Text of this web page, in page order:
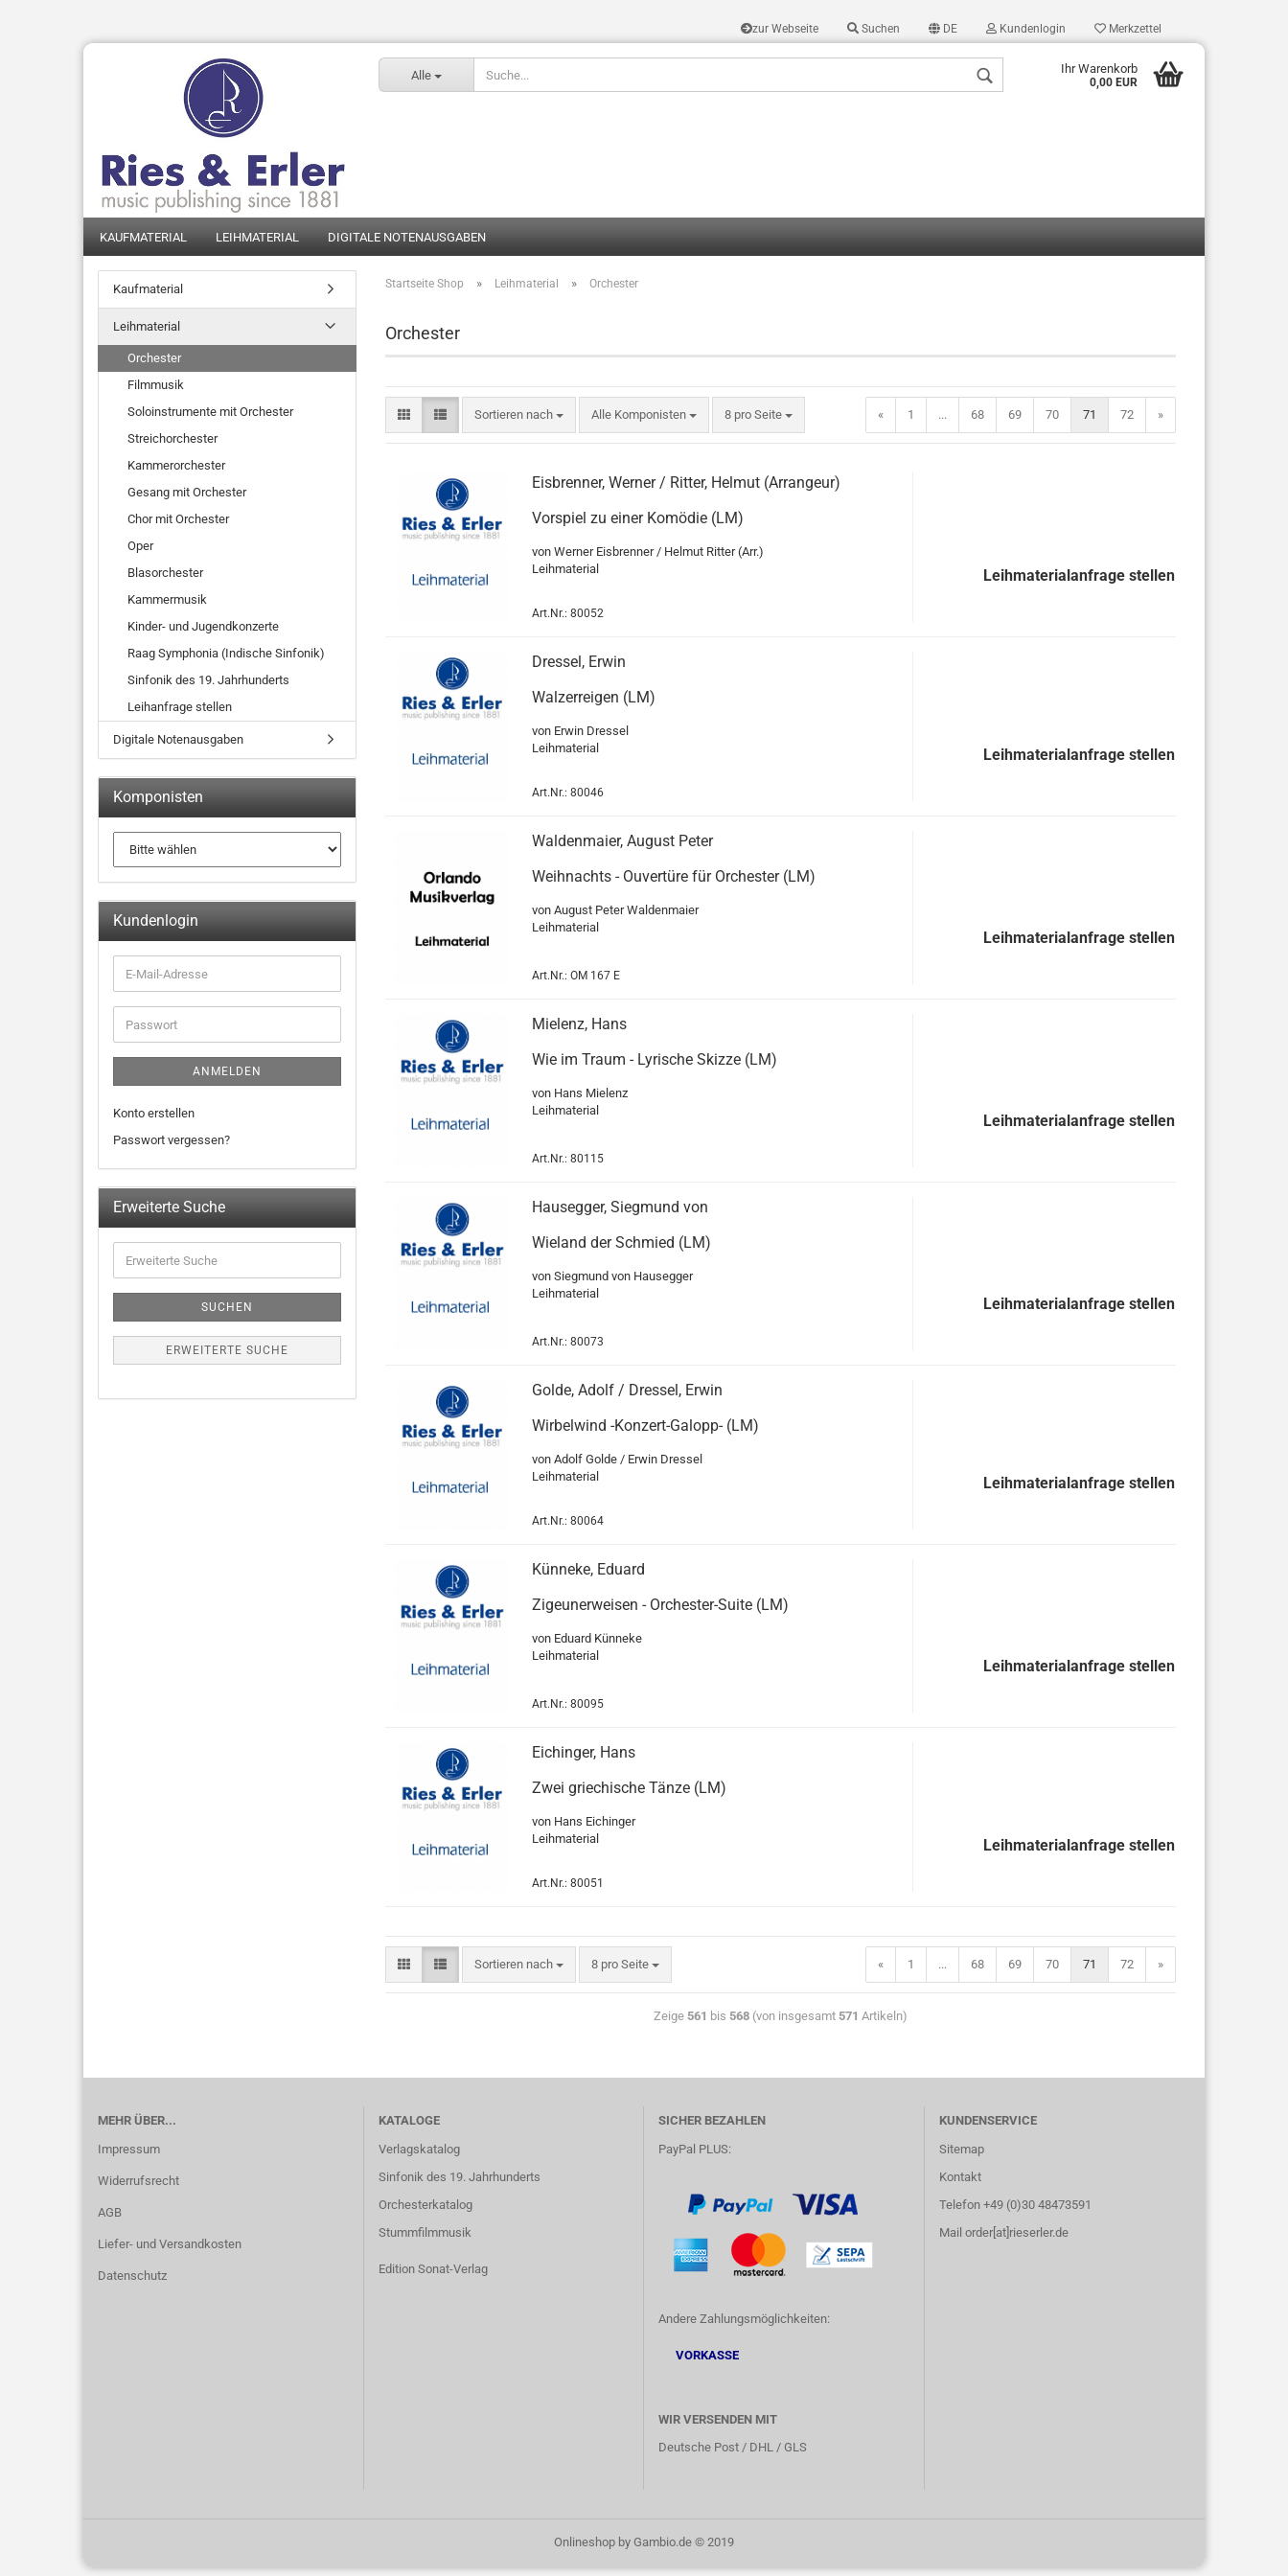
zur Webseite Suchen DE Kundenlogin Merkzettel
Alle Ihr Warenkorb
0,00 EUR
KAUFMATERIAL LEIHMATERIAL DIGITALE NOTENAUSGABEN
Startseite Shop » Leihmaterial » Orchester
Orchester
Sortieren nach Alle Komponisten 8 pro Seite « 1 ... 68 69 70 71 72 »
Eisbrenner, Werner / Ritter, Helmut (Arrangeur)
Vorspiel zu einer Komödie (LM)
von Werner Eisbrenner / Helmut Ritter (Arr.)
Leihmaterial
Art.Nr.: 80052
Leihmaterialanfrage stellen
Dressel, Erwin
Walzerreigen (LM)
von Erwin Dressel
Leihmaterial
Art.Nr.: 80046
Leihmaterialanfrage stellen
Waldenmaier, August Peter
Weihnachts - Ouvertüre für Orchester (LM)
von August Peter Waldenmaier
Leihmaterial
Art.Nr.: OM 167 E
Leihmaterialanfrage stellen
Mielenz, Hans
Wie im Traum - Lyrische Skizze (LM)
von Hans Mielenz
Leihmaterial
Art.Nr.: 80115
Leihmaterialanfrage stellen
Hausegger, Siegmund von
Wieland der Schmied (LM)
von Siegmund von Hausegger
Leihmaterial
Art.Nr.: 80073
Leihmaterialanfrage stellen
Golde, Adolf / Dressel, Erwin
Wirbelwind -Konzert-Galopp- (LM)
von Adolf Golde / Erwin Dressel
Leihmaterial
Art.Nr.: 80064
Leihmaterialanfrage stellen
Künneke, Eduard
Zigeunerweisen - Orchester-Suite (LM)
von Eduard Künneke
Leihmaterial
Art.Nr.: 80095
Leihmaterialanfrage stellen
Eichinger, Hans
Zwei griechische Tänze (LM)
von Hans Eichinger
Leihmaterial
Art.Nr.: 80051
Leihmaterialanfrage stellen
Sortieren nach 8 pro Seite « 1 ... 68 69 70 71 72 »
Zeige 561 bis 568 (von insgesamt 571 Artikeln)
Kaufmaterial
Leihmaterial
Orchester
Filmmusik
Soloinstrumente mit Orchester
Streichorchester
Kammerorchester
Gesang mit Orchester
Chor mit Orchester
Oper
Blasorchester
Kammermusik
Kinder- und Jugendkonzerte
Raag Symphonia (Indische Sinfonik)
Sinfonik des 19. Jahrhunderts
Leihanfrage stellen
Digitale Notenausgaben
Komponisten
Kundenlogin
ANMELDEN
Konto erstellen
Passwort vergessen?
Erweiterte Suche
SUCHEN
ERWEITERTE SUCHE
MEHR ÜBER...
Impressum
Widerrufsrecht
AGB
Liefer- und Versandkosten
Datenschutz
KATALOGE
Verlagskatalog
Sinfonik des 19. Jahrhunderts
Orchesterkatalog
Stummfilmmusik
Edition Sonat-Verlag
SICHER BEZAHLEN
PayPal PLUS:
Andere Zahlungsmöglichkeiten:
VORKASSE
WIR VERSENDEN MIT
Deutsche Post / DHL / GLS
KUNDENSERVICE
Sitemap
Kontakt
Telefon +49 (0)30 48473591
Mail order[at]rieserler.de
Onlineshop by Gambio.de © 2019